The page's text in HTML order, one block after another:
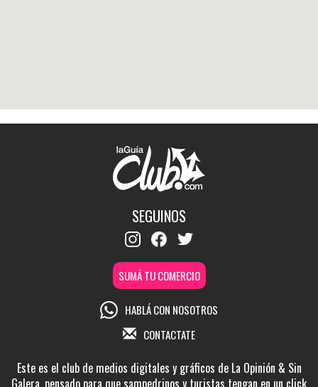
SEGUINOS
SUMÁ TU COMERCIO
HABLÁ CON NOSOTROS
CONTACTATE
Este es el club de medios digitales y gráficos de La Opinión & Sin
Galera, pensado para que sampedrinos y turistas tengan en un click